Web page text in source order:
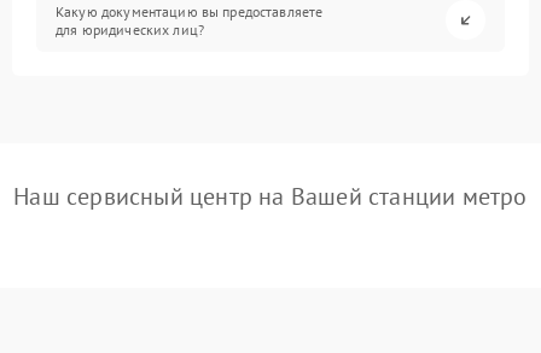
Какую документацию вы предоставляете
для юридических лиц?
Наш сервисный центр на Вашей станции метро